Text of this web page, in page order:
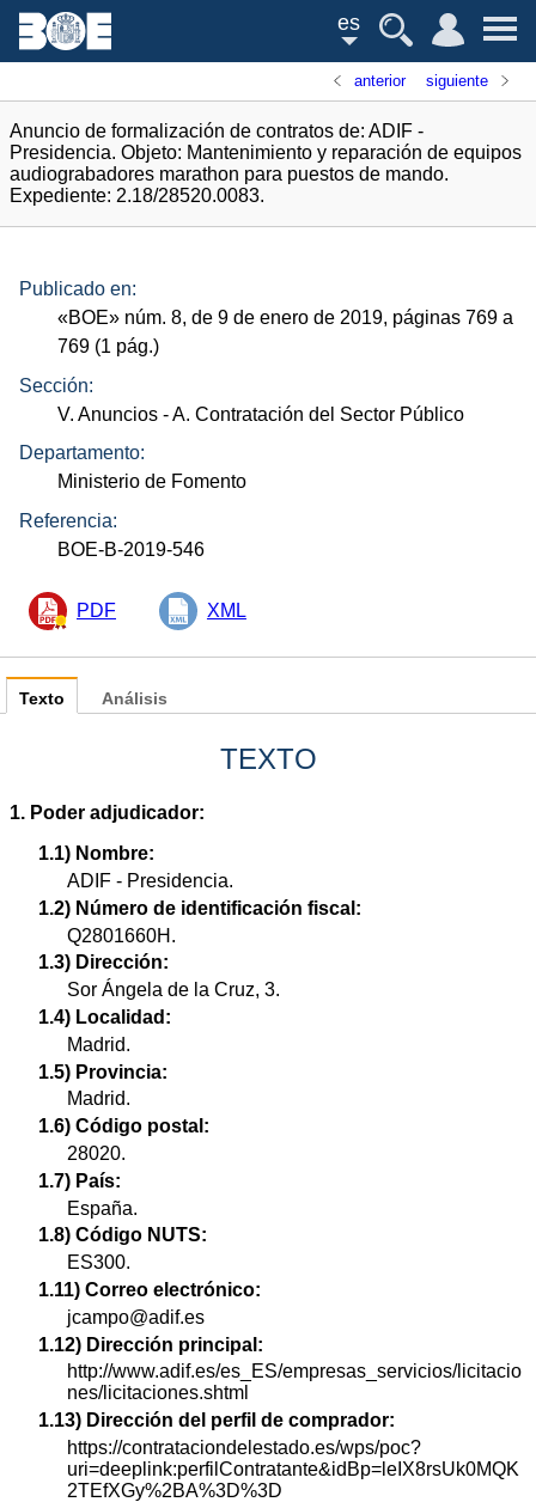
es
anterior siguiente
Anuncio de formalización de contratos de: ADIF -
Presidencia. Objeto: Mantenimiento y reparación de equipos
audiograbadores marathon para puestos de mando.
Expediente: 2.18/28520.0083.
Publicado en:
«BOE» núm. 8, de 9 de enero de 2019, páginas 769 a
769 (1 pág.)
Sección:
V. Anuncios - A. Contratación del Sector Público
Departamento:
Ministerio de Fomento
Referencia:
BOE-B-2019-546
PDF XML
Texto
TEXTO
1. Poder adjudicador:
1.1) Nombre:
ADIF - Presidencia.
1.2) Número de identificación fiscal:
Q2801660H.
1.3) Dirección:
Sor Ángela de la Cruz, 3.
1.4) Localidad:
Madrid.
1.5) Provincia:
Madrid.
1.6) Código postal:
28020.
1.7) País:
España.
1.8) Código NUTS:
ES300.
1.11) Correo electrónico:
jcampo@adif.es
1.12) Dirección principal:
http://www.adif.es/es_ES/empresas_servicios/licitacio
nes/licitaciones.shtml
1.13) Dirección del perfil de comprador:
https://contrataciondelestado.es/wps/poc?
uri=deeplink:perfilContratante&idBp=leIX8rsUk0MQK
2TEfXGy%2BA%3D%3D
Análisis